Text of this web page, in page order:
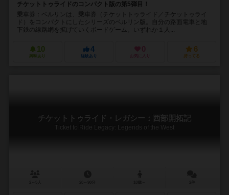
チケットトゥライドのコンパクト版の第5弾目！
乗車券：ベルリンは、乗車券（チケットトゥライド／チケットゥライ
ド）をコンパクトにしたシリーズのベルリン版。自分の路面電車と地
下鉄の線路網を拡げていくボードゲーム。いずれか１人...
10
興味あり
4
経験あり
0
お気に入り
6
持ってる
チケットトゥライド・レガシー：西部開拓記
Ticket to Ride Legacy: Legends of the West